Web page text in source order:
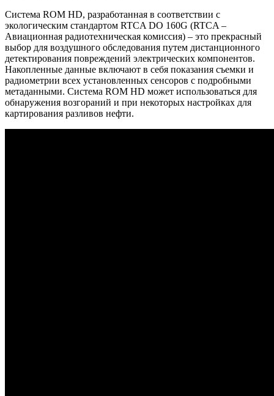
Система ROM HD, разработанная в соответствии с
экологическим стандартом RTCA DO 160G (RTCA –
Авиационная радиотехническая комиссия) – это прекрасный
выбор для воздушного обследования путем дистанционного
детектирования повреждений электрических компонентов.
Накопленные данные включают в себя показания съемки и
радиометрии всех установленных сенсоров с подробными
метаданными. Система ROM HD может использоваться для
обнаружения возгораний и при некоторых настройках для
картирования разливов нефти.